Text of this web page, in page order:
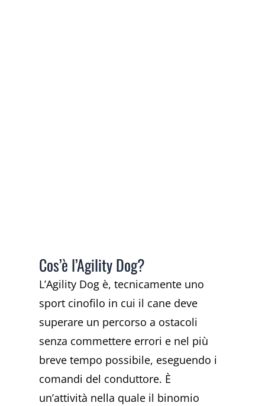
Cos’è l’Agility Dog?
L’Agility Dog è, tecnicamente uno
sport cinofilo in cui il cane deve
superare un percorso a ostacoli
senza commettere errori e nel più
breve tempo possibile, eseguendo i
comandi del conduttore. È
un’attività nella quale il binomio